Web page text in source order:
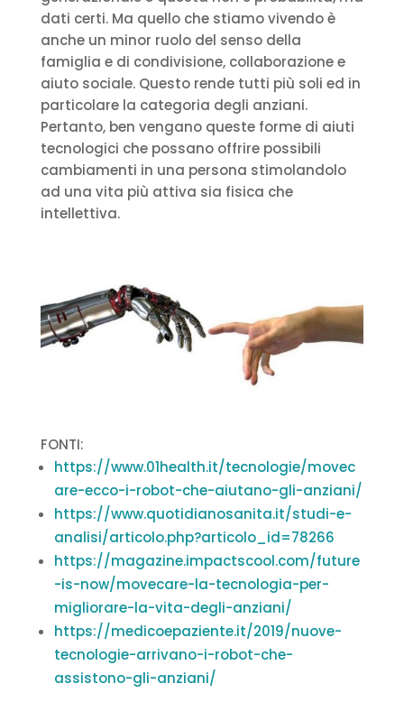
dati certi. Ma quello che stiamo vivendo è
anche un minor ruolo del senso della
famiglia e di condivisione, collaborazione e
aiuto sociale. Questo rende tutti più soli ed in
particolare la categoria degli anziani.
Pertanto, ben vengano queste forme di aiuti
tecnologici che possano offrire possibili
cambiamenti in una persona stimolandolo
ad una vita più attiva sia fisica che
intellettiva.
FONTI:
https://www.01health.it/tecnologie/movec
are-ecco-i-robot-che-aiutano-gli-anziani/
https://www.quotidianosanita.it/studi-e-
analisi/articolo.php?articolo_id=78266
https://magazine.impactscool.com/future
-is-now/movecare-la-tecnologia-per-
migliorare-la-vita-degli-anziani/
https://medicoepaziente.it/2019/nuove-
tecnologie-arrivano-i-robot-che-
assistono-gli-anziani/